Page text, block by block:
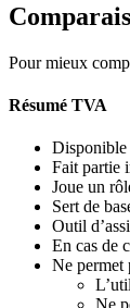
Pour mieux
Résumé TVA
Disponible
Fait partie
Joue un
Sert de
Outil
En cas de
Ne permet